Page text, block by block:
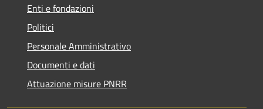
Enti e fondazioni
Politici
Personale Amministrativo
Documenti e dati
Attuazione misure PNRR